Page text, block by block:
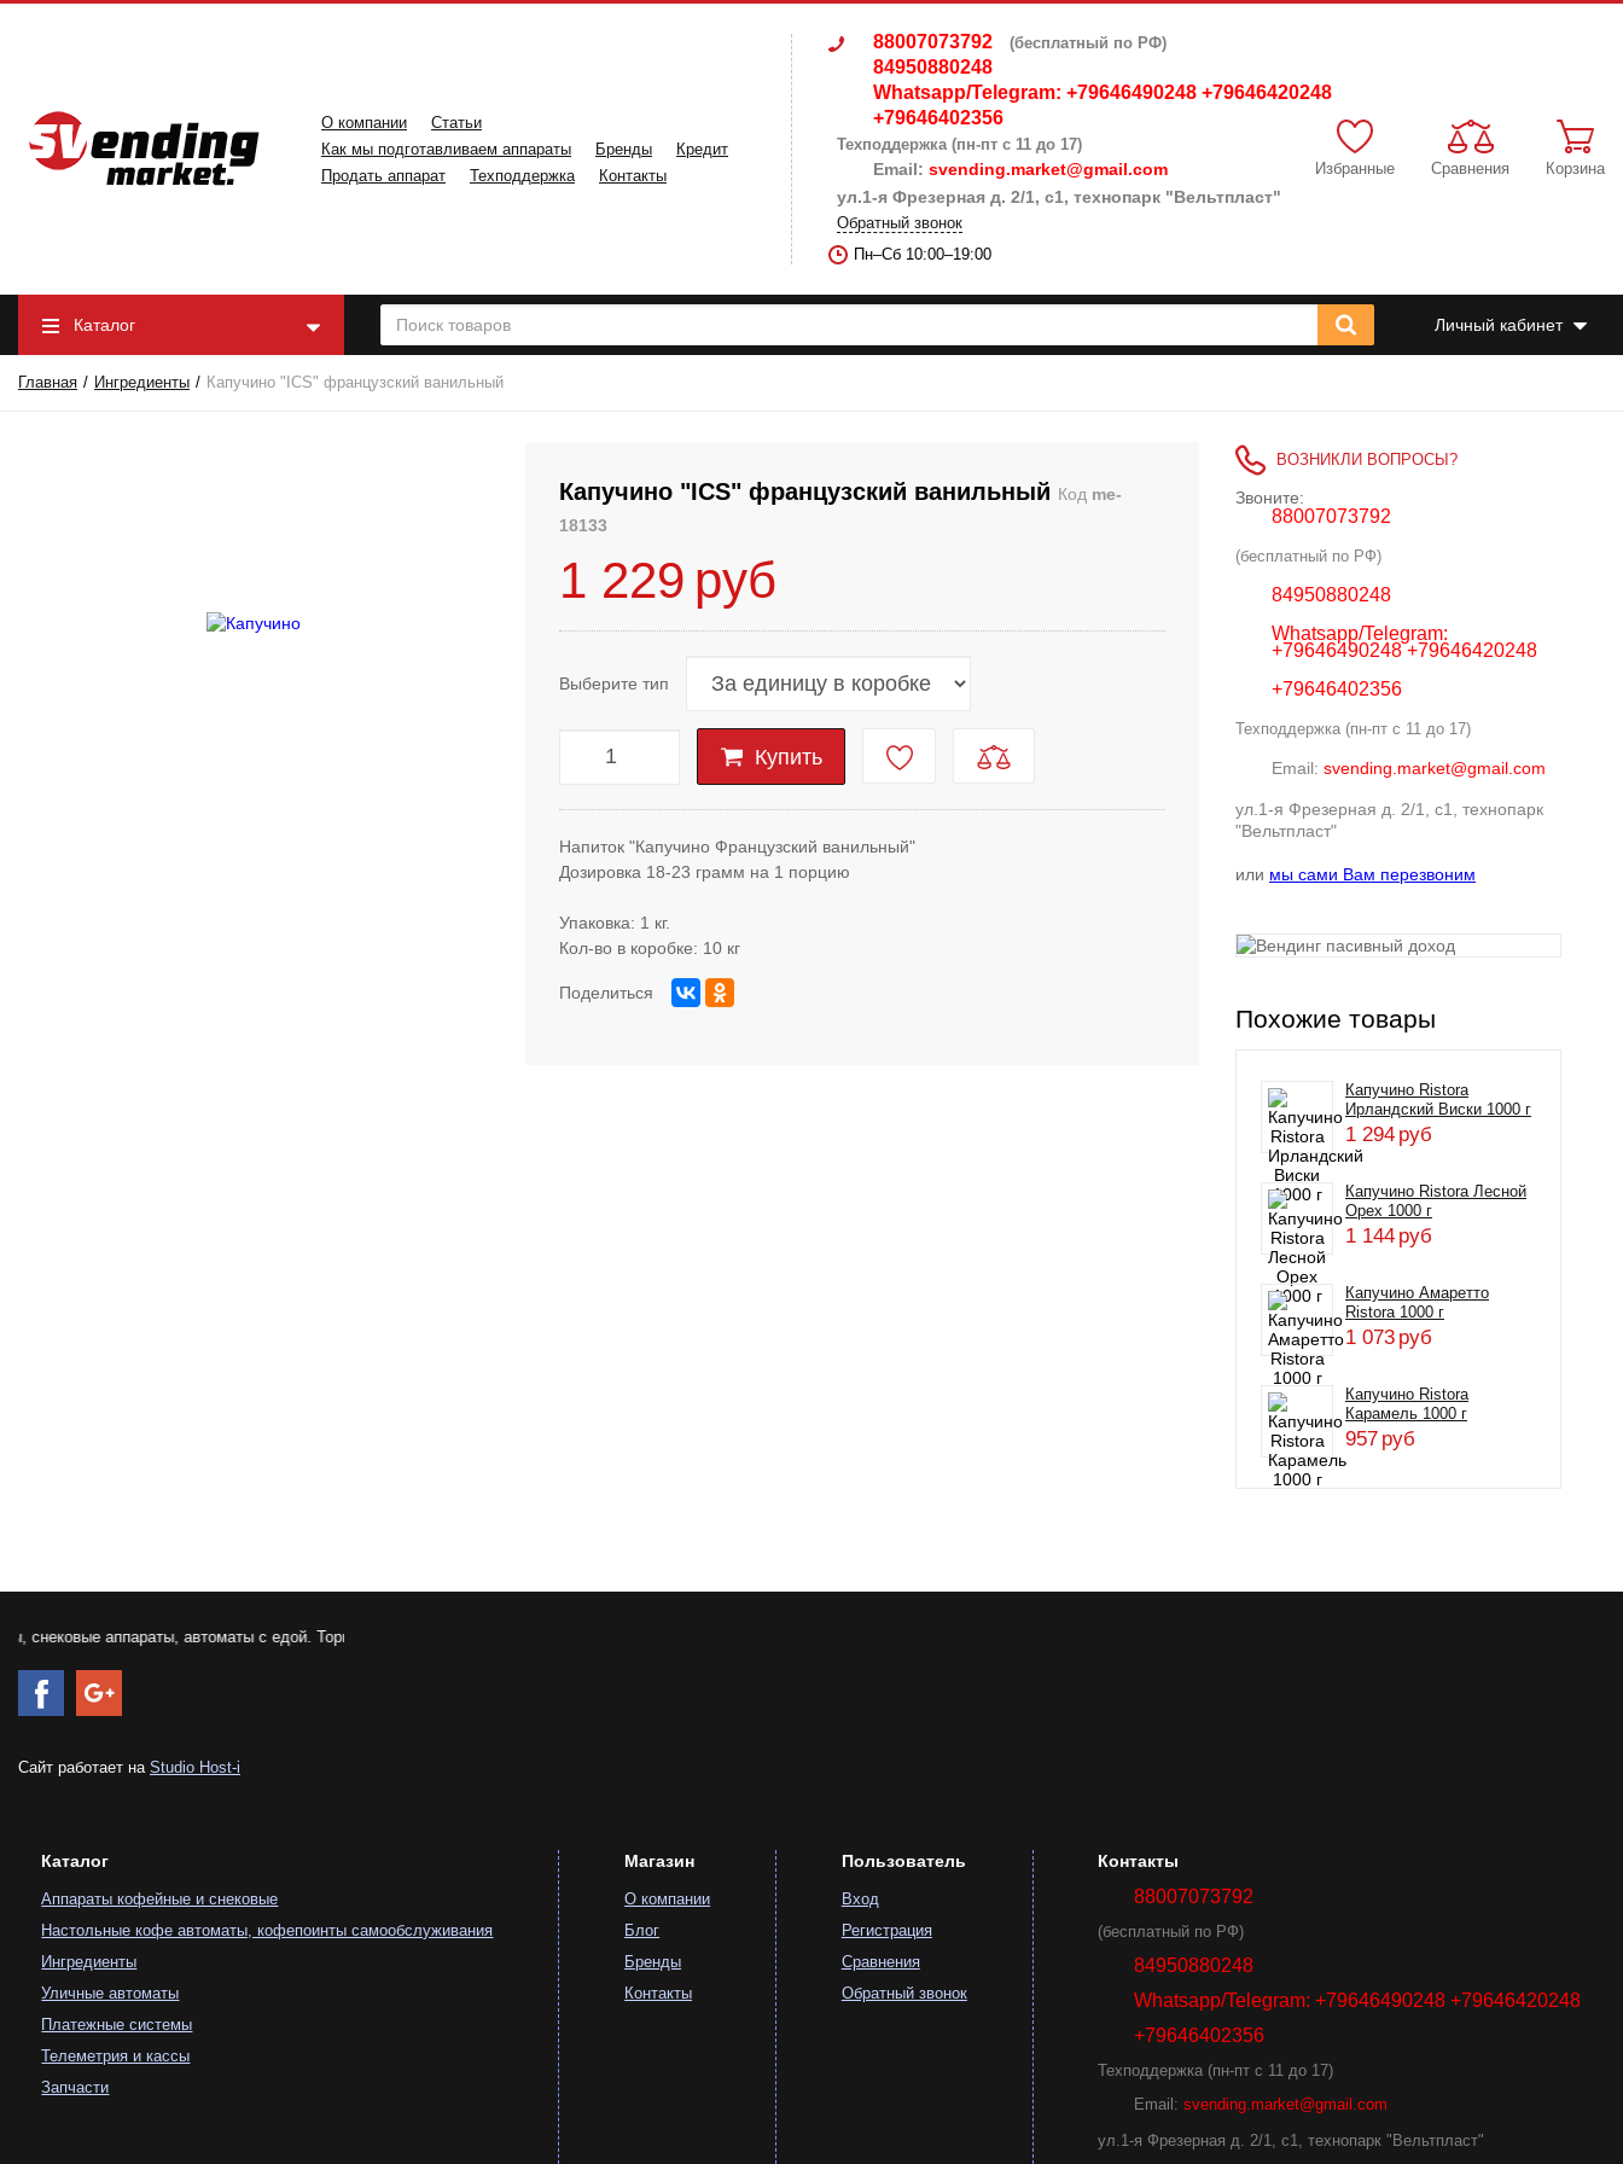
О компании
Статьи
Как мы подготавливаем аппараты
Бренды
Кредит
Продать аппарат
Техподдержка Контакты
88007073792 (бесплатный по РФ)
84950880248
Whatsapp/Telegram: +79646490248 +79646420248
+79646402356
Техподдержка (пн-пт с 11 до 17)
Email: svending.market@gmail.com
ул.1-я Фрезерная д. 2/1, с1, технопарк "Вельтпласт"
Обратный звонок
Пн–Сб 10:00–19:00
Избранные Сравнения Корзина
Каталог Личный кабинет
Главная Ингредиенты Капучино "ICS" французский ванильный
Капучино "ICS" французский ванильный Код me-
18133
1 229 руб
Выберите тип
Купить
Напиток "Капучино Французский ванильный"
Дозировка 18-23 грамм на 1 порцию
Упаковка: 1 кг.
Кол-во в коробке: 10 кг
Поделиться
ВОЗНИКЛИ ВОПРОСЫ?
Звоните:
88007073792
(бесплатный по РФ)
84950880248
Whatsapp/Telegram:
+79646490248 +79646420248
+79646402356
Техподдержка (пн-пт с 11 до 17)
Email: svending.market@gmail.com
ул.1-я Фрезерная д. 2/1, с1, технопарк
"Вельтпласт"
или мы сами Вам перезвоним
Похожие товары
Капучино Ristora
Ирландский Виски 1000 г
1 294 руб
Капучино Ristora Лесной
Орех 1000 г
1 144 руб
Капучино Амаретто
Ristora 1000 г
1 073 руб
Капучино Ristora
Карамель 1000 г
957 руб
аппараты, автоматы с едой. Торговое вендинг оборудования. Купить. Консультация по любым вопросам.
Сайт работает на Studio Host-i
Каталог
Аппараты кофейные и снековые
Настольные кофе автоматы, кофепоинты самообслуживания
Ингредиенты
Уличные автоматы
Платежные системы
Телеметрия и кассы
Запчасти
Магазин
О компании
Блог
Бренды
Контакты
Пользователь
Вход
Регистрация
Сравнения
Обратный звонок
Контакты
88007073792
(бесплатный по РФ)
84950880248
Whatsapp/Telegram: +79646490248 +79646420248
+79646402356
Техподдержка (пн-пт с 11 до 17)
Email:svending.market@gmail.com
ул.1-я Фрезерная д. 2/1, с1, технопарк "Вельтпласт"